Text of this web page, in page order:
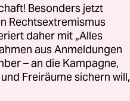
in
Besonders jetzt
Rechtsextremismus
daher mit „Alles
aus Anmeldungen
– an die Kampagne,
Freiräume sichern will,